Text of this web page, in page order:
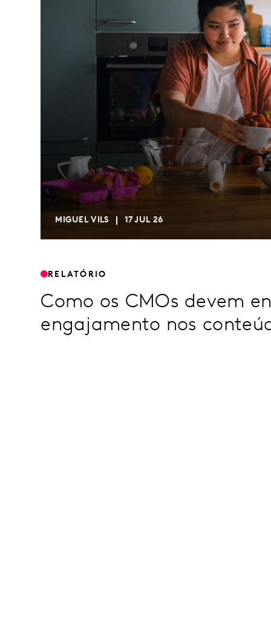
MIGUEL VILS 17 JUL 26
RELATÓRIO
Como os CMOs devem
engajamento nos